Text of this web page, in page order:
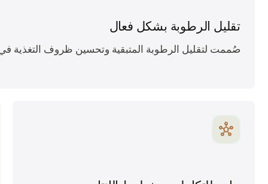
تقليل الرطوبة بشكل فعال
صُممت لتقليل الرطوبة المتبقية وتحسين ظروف التغذية
hub